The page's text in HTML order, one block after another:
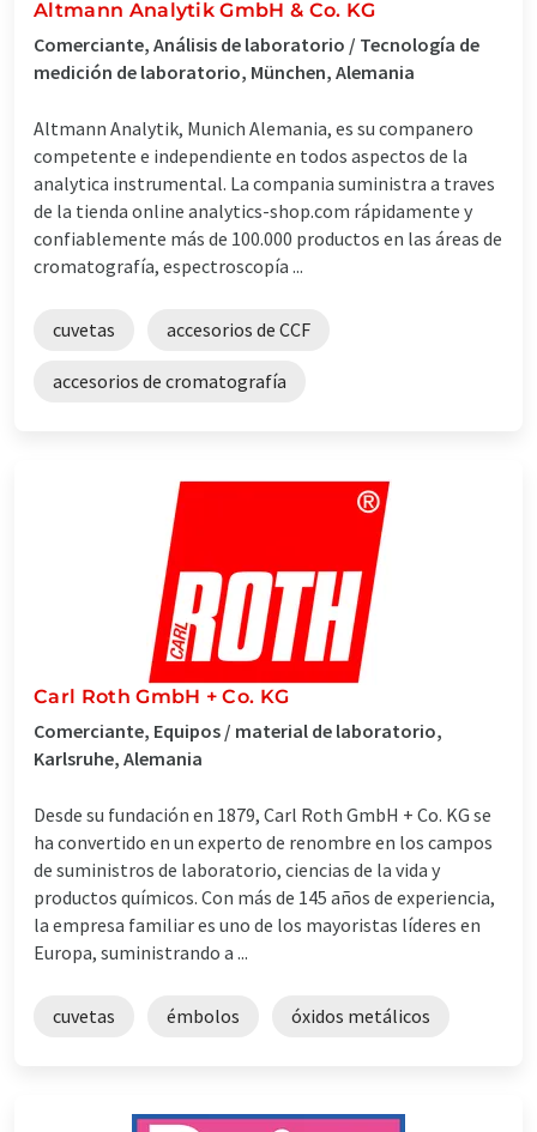
Altmann Analytik GmbH & Co. KG
Comerciante, Análisis de laboratorio / Tecnología de
medición de laboratorio, München, Alemania
Altmann Analytik, Munich Alemania, es su companero
competente e independiente en todos aspectos de la
analytica instrumental. La compania suministra a traves
de la tienda online analytics-shop.com rápidamente y
confiablemente más de 100.000 productos en las áreas de
cromatografía, espectroscopía ...
cuvetas accesorios de CCF
accesorios de cromatografía
Carl Roth GmbH + Co. KG
Comerciante, Equipos / material de laboratorio,
Karlsruhe, Alemania
Desde su fundación en 1879, Carl Roth GmbH + Co. KG se
ha convertido en un experto de renombre en los campos
de suministros de laboratorio, ciencias de la vida y
productos químicos. Con más de 145 años de experiencia,
la empresa familiar es uno de los mayoristas líderes en
Europa, suministrando a ...
cuvetas émbolos óxidos metálicos